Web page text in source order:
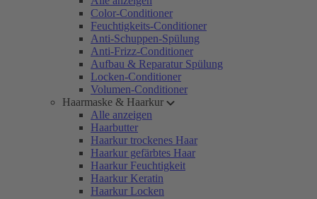
Color-Conditioner
Feuchtigkeits-Conditioner
Anti-Schuppen-Spülung
Anti-Frizz-Conditioner
Aufbau & Reparatur Spülung
Locken-Conditioner
Volumen-Conditioner
Haarmaske & Haarkur
Alle anzeigen
Haarbutter
Haarkur trockenes Haar
Haarkur gefärbtes Haar
Haarkur Feuchtigkeit
Haarkur Keratin
Haarkur Locken